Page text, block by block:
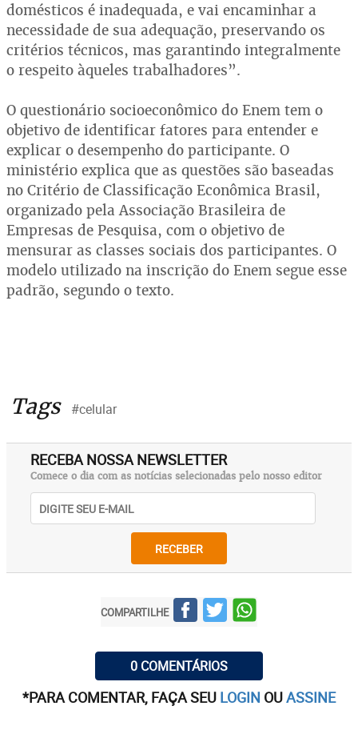
domésticos é inadequada, e vai encaminhar a
necessidade de sua adequação, preservando os
critérios técnicos, mas garantindo integralmente
o respeito àqueles trabalhadores”.
O questionário socioeconômico do Enem tem o
objetivo de identificar fatores para entender e
explicar o desempenho do participante. O
ministério explica que as questões são baseadas
no Critério de Classificação Econômica Brasil,
organizado pela Associação Brasileira de
Empresas de Pesquisa, com o objetivo de
mensurar as classes sociais dos participantes. O
modelo utilizado na inscrição do Enem segue esse
padrão, segundo o texto.
Tags #celular
RECEBA NOSSA NEWSLETTER
Comece o dia com as notícias selecionadas pelo nosso editor
RECEBER
COMPARTILHE
0 COMENTÁRIOS
*PARA COMENTAR, FAÇA SEU LOGIN OUASSINE